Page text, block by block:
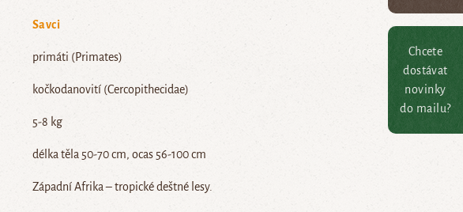
Chcete
dostávat
novinky
do mailu?
Savci
primáti (Primates)
kočkodanovití (Cercopithecidae)
5-8 kg
délka těla 50-70 cm, ocas 56-100 cm
Západní Afrika – tropické deštné lesy.